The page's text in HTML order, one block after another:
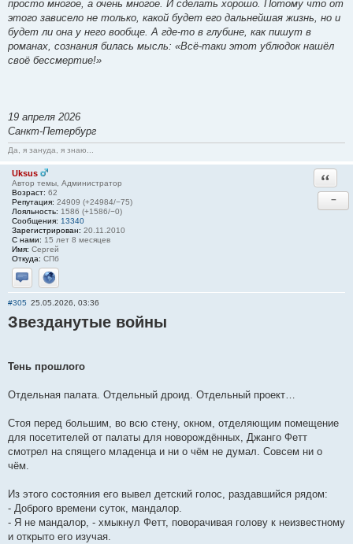
просто многое, а очень многое. И сделать хорошо. Потому что от
этого зависело не только, какой будет его дальнейшая жизнь, но и
будет ли она у него вообще. А где-то в глубине, как пишут в
романах, сознания билась мысль: «Всё-таки этот ублюдок нашёл
своё бессмертие!»
19 апреля 2026
Санкт-Петербург
Да, я зануда, я знаю...
Uksus
Автор темы, Администратор
Возраст: 62
Репутация: 24909 (+24984/−75)
Лояльность: 1586 (+1586/−0)
Сообщения: 13340
Зарегистрирован: 20.11.2010
С нами: 15 лет 8 месяцев
Имя: Сергей
Откуда: СПб
Отправить личное сообщение
Сайт
−
#305 25.05.2026, 03:36
Звезданутые войны
Тень прошлого
Отдельная палата. Отдельный дроид. Отдельный проект…
Стоя перед большим, во всю стену, окном, отделяющим помещение
для посетителей от палаты для новорождённых, Джанго Фетт
смотрел на спящего младенца и ни о чём не думал. Совсем ни о
чём.
Из этого состояния его вывел детский голос, раздавшийся рядом:
- Доброго времени суток, мандалор.
- Я не мандалор, - хмыкнул Фетт, поворачивая голову к неизвестному
и открыто его изучая.